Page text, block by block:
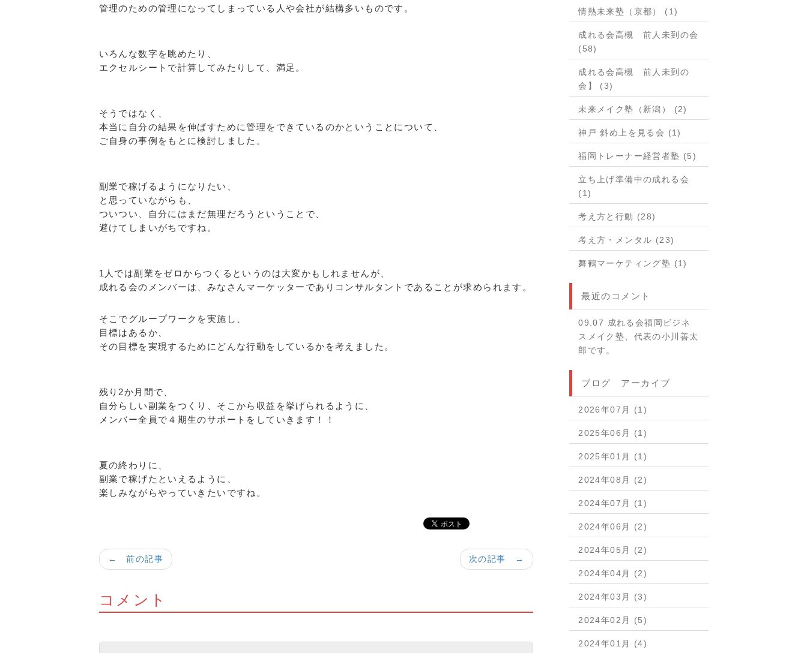
管理のための管理になってしまっている人や会社が結構多いものです。
いろんな数字を眺めたり、
エクセルシートで計算してみたりして、満足。
そうではなく、
本当に自分の結果を伸ばすために管理をできているのかということについて、
ご自身の事例をもとに検討しました。
副業で稼げるようになりたい、
と思っていながらも、
ついつい、自分にはまだ無理だろうということで、
避けてしまいがちですね。
1人では副業をゼロからつくるというのは大変かもしれませんが、
成れる会のメンバーは、みなさんマーケッターでありコンサルタントであることが求められます。
そこでグループワークを実施し、
目標はあるか、
その目標を実現するためにどんな行動をしているかを考えました。
残り2か月間で、
自分らしい副業をつくり、そこから収益を挙げられるように、
メンバー全員で４期生のサポートをしていきます！！
夏の終わりに、
副業で稼げたといえるように、
楽しみながらやっていきたいですね。
次の記事 →
← 前の記事
コメント
情熱未来塾（京都） (1)
成れる会高槻 前人未到の会
(58)
成れる会高槻 前人未到の
会】 (3)
未来メイク塾（新潟） (2)
神戸 斜め上を見る会 (1)
福岡トレーナー経営者塾 (5)
立ち上げ準備中の成れる会
(1)
考え方と行動 (28)
考え方・メンタル (23)
舞鶴マーケティング塾 (1)
最近のコメント
09.07 成れる会福岡ビジネ
スメイク塾、代表の小川善太
郎です。
ブログ アーカイブ
2026年07月 (1)
2025年06月 (1)
2025年01月 (1)
2024年08月 (2)
2024年07月 (1)
2024年06月 (2)
2024年05月 (2)
2024年04月 (2)
2024年03月 (3)
2024年02月 (5)
2024年01月 (4)